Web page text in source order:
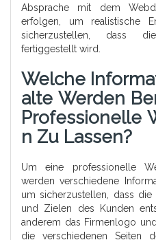
Absprache mit dem
erfolgen, um realistische
sicherzustellen, dass
fertiggestellt wird.
Welche
Alte Werden
Professionelle
N Zu Lassen?
Um eine professionelle
werden verschiedene
um sicherzustellen, dass
und Zielen des Kunden
anderem das Firmenlogo
die verschiedenen Seiten